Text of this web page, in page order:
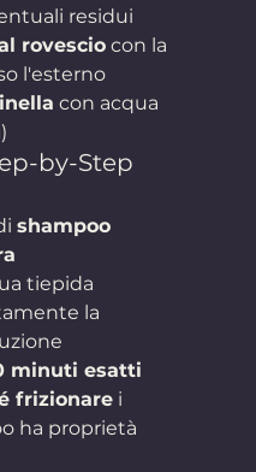
residui
rovescio con la
l'esterno
con acqua
by-Step
shampoo
tiepida
la
minuti esatti
frizionare i
ha proprietà